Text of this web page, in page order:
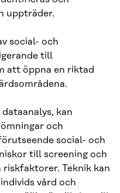
uppträder.
social- och
till
att öppna en riktad
kan
och
social- och
till screening och
Teknik kan
vård och